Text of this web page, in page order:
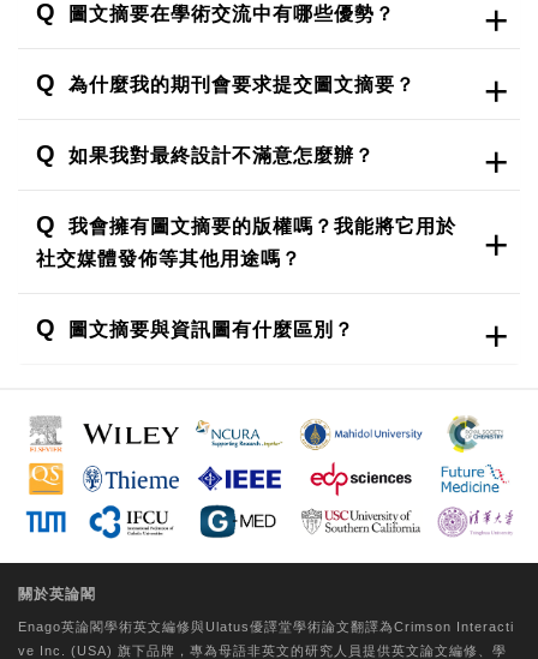
圖文摘要在學術交流中有哪些優勢？
為什麼我的期刊會要求提交圖文摘要？
如果我對最終設計不滿意怎麼辦？
我會擁有圖文摘要的版權嗎？我能將它用於
社交媒體發佈等其他用途嗎？
圖文摘要與資訊圖有什麼區別？
關於英論閣
Enago英論閣學術英文編修與Ulatus優譯堂學術論文翻譯為Crimson Interacti
ve Inc. (USA) 旗下品牌，專為母語非英文的研究人員提供英文論文編修
學